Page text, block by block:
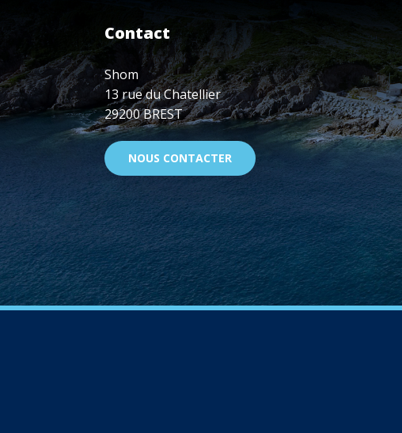
Contact
Shom
13 rue du Chatellier
29200 BREST
NOUS CONTACTER